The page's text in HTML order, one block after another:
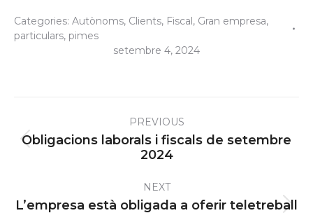
Categories: Autònoms, Clients, Fiscal, Gran empresa,
particulars, pimes
setembre 4, 2024
navigationPREVIOUS
Previous
post:
Obligacions laborals i fiscals de setembre
2024
NEXT
L’empresa està obligada a oferir teletreball